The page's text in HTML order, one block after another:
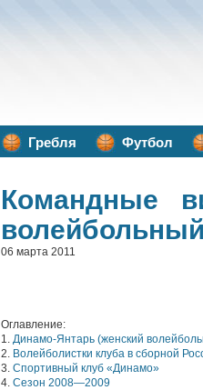
Гребля Футбол
Командные
06 марта 2011
Оглавление:
1. Динамо-Янтарь (женский
2. Волейболистки клуба в сборной
3. Спортивный клуб «Динамо»
4. Сезон 2008—2009